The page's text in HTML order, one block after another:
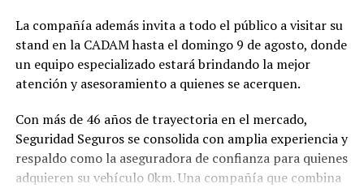
La compañía además invita a todo el público a visitar su
stand en la CADAM hasta el domingo 9 de agosto, donde
un equipo especializado estará brindando la mejor
atención y asesoramiento a quienes se acerquen.
Con más de 46 años de trayectoria en el mercado,
Seguridad Seguros se consolida con amplia experiencia y
respaldo como la aseguradora de confianza para quienes
adquieren su vehículo 0km. Una compañía que combina